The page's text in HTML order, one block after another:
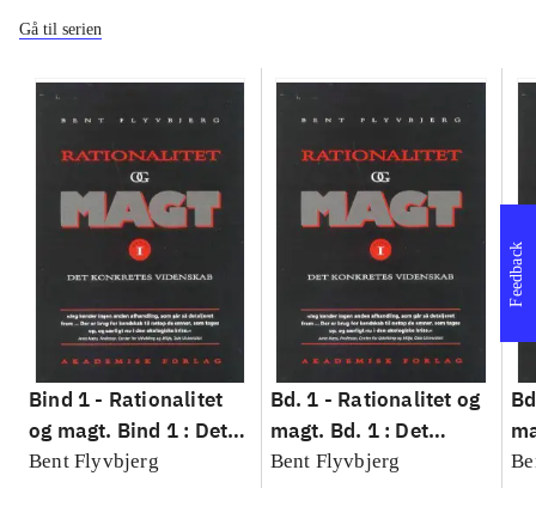
Gå til serien
Bind 1 - Rationalitet
og magt. Bind 1 : Det
konkretes videnskab
Bent Flyvbjerg
Bd. 1 - Rationalitet og
magt. Bd. 1 : Det
konkretes videnskab
Bent Flyvbjerg
Feedback